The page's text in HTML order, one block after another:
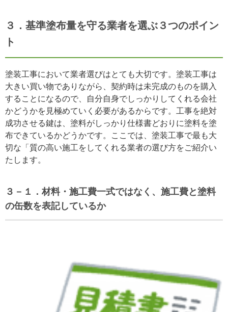
３．基準塗布量を守る業者を選ぶ３つのポイン
ト
塗装工事において業者選びはとても大切です。塗装工事は
大きい買い物でありながら、契約時は未完成のものを購入
することになるので、自分自身でしっかりしてくれる会社
かどうかを見極めていく必要があるからです。工事を絶対
成功させる鍵は、塗料がしっかり仕様書どおりに塗料を塗
布できているかどうかです。ここでは、塗装工事で最も大
切な「質の高い施工をしてくれる業者の選び方をご紹介い
たします。
３－１．材料・施工費一式ではなく、施工費と塗料
の缶数を表記しているか